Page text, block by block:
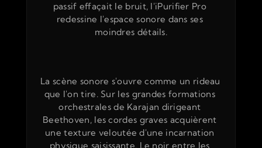
passif effaçait le bruit, l'iPurifier Pro
redessine l'espace sonore dans ses
moindres détails.
La scène sonore s'ouvre comme un rideau
que l'on tire. Sur les grandes formations
orchestrales de Karajan dirigeant
Beethoven, les cordes graves acquièrent
une texture veloutée d'une incarnation
physique saisissante. Le noir entre les